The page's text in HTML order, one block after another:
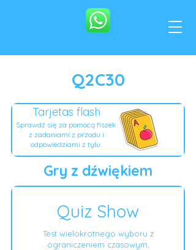
Q2C30
Tarjetas flash
Sprawdź się za pomocą fiszek
z zadaniami z przodu i
odpowiedziami z tyłu.
Gry z dźwiękiem
Quiz Show
Test wielokrotnego wyboru z
ograniczeniem czasowym,